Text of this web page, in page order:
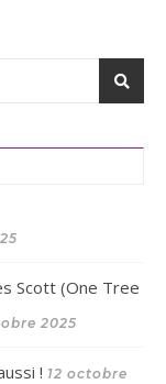
Scott (One Tree
2025
! 12 octobre